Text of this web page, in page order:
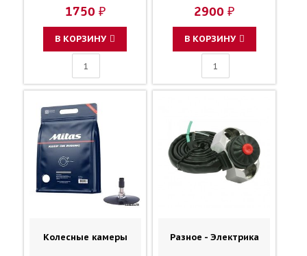
1750 ₽
В КОРЗИНУ
2900 ₽
В КОРЗИНУ
Колесные камеры Разное - Электрика